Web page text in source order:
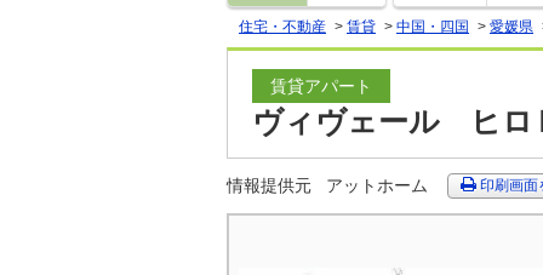
住宅・不動産 > 賃貸 > 中国・四国 > 愛媛県
賃貸アパート
ヴィヴェール ヒロ
情報提供元 アットホーム 印刷画面